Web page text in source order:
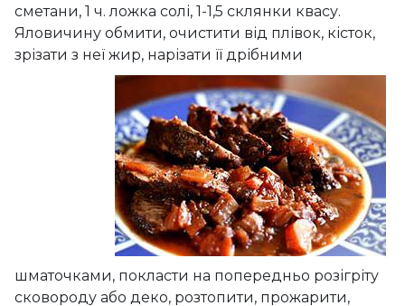
сметани, 1 ч. ложка солі, 1-1,5 склянки квасу.
Яловичину обмити, очистити від плівок, кісток,
зрізати з неї жир, нарізати її дрібними
шматочками, покласти на попередньо розігріту
сковороду або деко, розтопити, прожарити,